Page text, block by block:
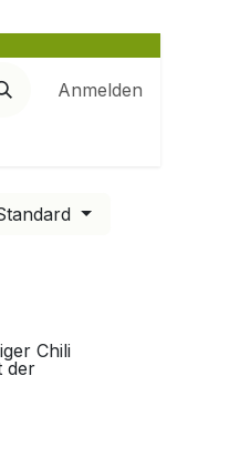
Anmelden
Chili
der